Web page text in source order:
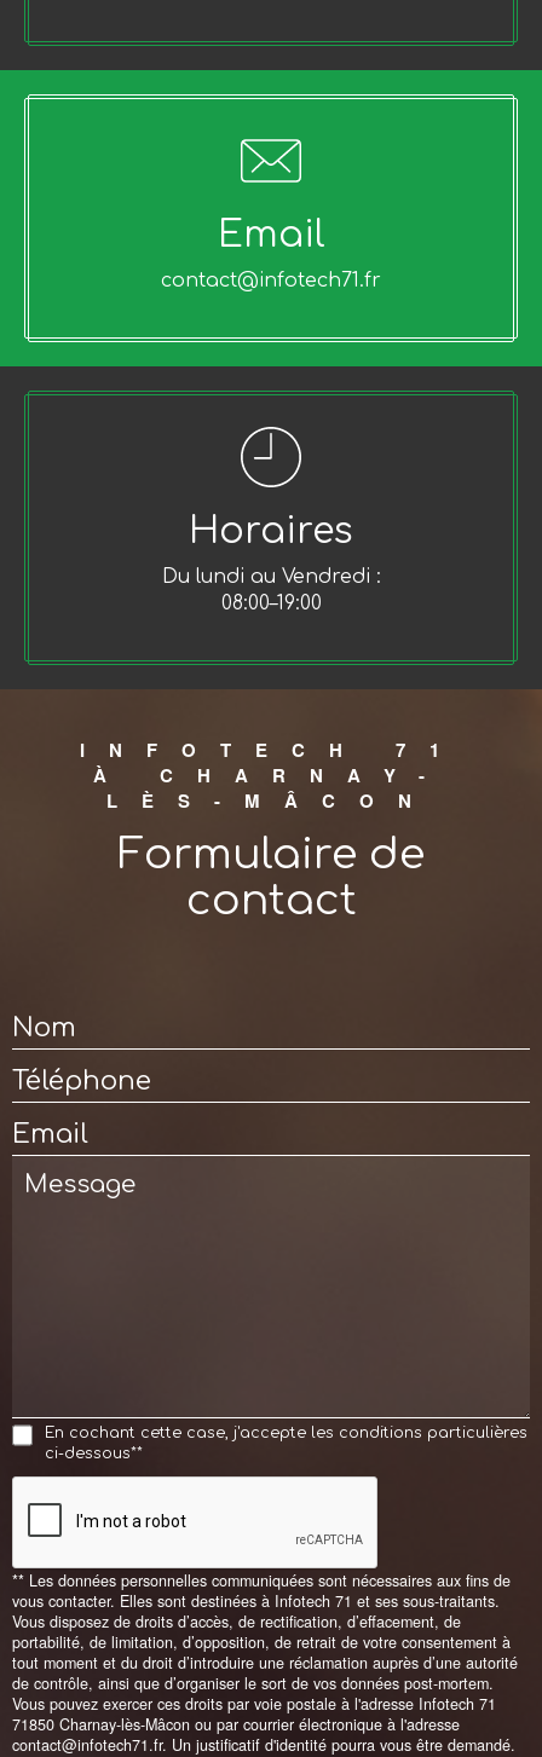
Email
contact@infotech71.fr
Horaires
Du lundi au Vendredi :
08:00–19:00
INFOTECH 71
À CHARNAY-
LÈS-MÂCON
Formulaire de
contact
Nom
Téléphone
Email
En cochant cette case, j'accepte les conditions particulières
ci-dessous**
** Les données personnelles communiquées sont nécessaires aux fins de
vous contacter. Elles sont destinées à Infotech 71 et ses sous-traitants.
Vous disposez de droits d’accès, de rectification, d’effacement, de
portabilité, de limitation, d’opposition, de retrait de votre consentement à
tout moment et du droit d’introduire une réclamation auprès d’une autorité
de contrôle, ainsi que d’organiser le sort de vos données post-mortem.
Vous pouvez exercer ces droits par voie postale à l'adresse Infotech 71
71850 Charnay-lès-Mâcon ou par courrier électronique à l'adresse
contact@infotech71.fr. Un justificatif d'identité pourra vous être demandé.